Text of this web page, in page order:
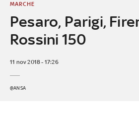
Pesaro, Parigi,
Rossini 150
MARCHE
11 nov 2018 - 17:26
@ANSA